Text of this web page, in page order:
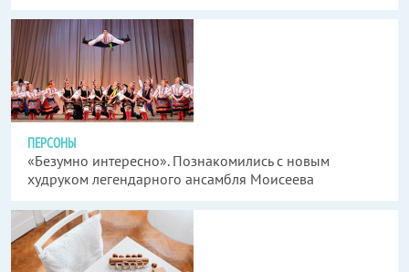
ПЕРСОНЫ
«Безумно интересно». Познакомились с новым
худруком легендарного ансамбля Моисеева